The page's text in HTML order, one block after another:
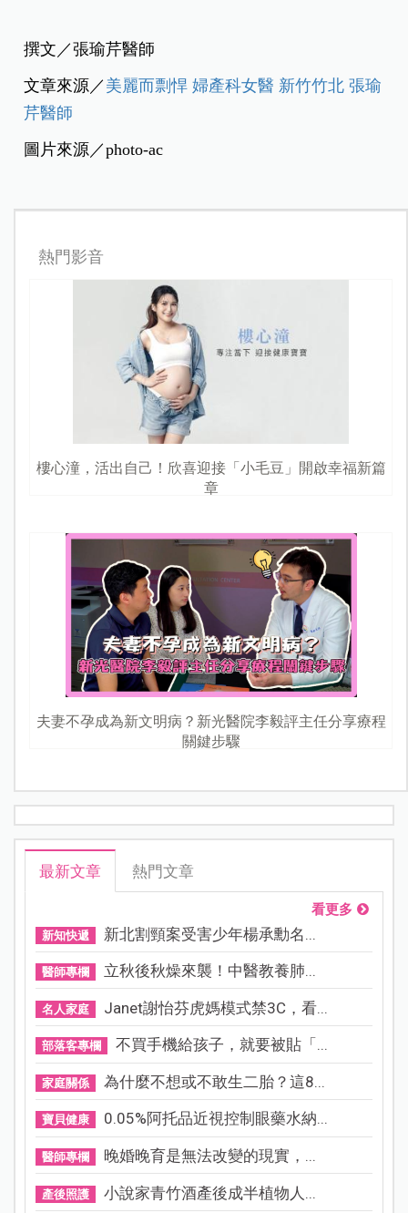
撰文／張瑜芹醫師
文章來源／ 美麗而剽悍 婦產科女醫 新竹竹北 張瑜
芹醫師
圖片來源／photo-ac
熱門影音
樓心潼，活出自己！欣喜迎接「小毛豆」開啟幸福新篇
章
夫妻不孕成為新文明病？新光醫院李毅評主任分享療程
關鍵步驟
最新文章 熱門文章
看更多
新知快遞 新北割頸案受害少年楊承勳名...
醫師專欄 立秋後秋燥來襲！中醫教養肺...
名人家庭 Janet謝怡芬虎媽模式禁3C，看...
部落客專欄 不買手機給孩子，就要被貼「...
家庭關係 為什麼不想或不敢生二胎？這8...
寶貝健康 0.05%阿托品近視控制眼藥水納...
醫師專欄 晚婚晚育是無法改變的現實，...
產後照護 小說家青竹酒產後成半植物人...